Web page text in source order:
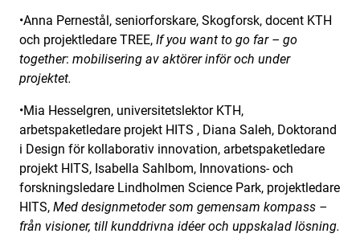
•Anna Pernestål, seniorforskare, Skogforsk, docent KTH
och projektledare TREE, If you want to go far – go
together: mobilisering av aktörer inför och under
projektet.
•Mia Hesselgren, universitetslektor KTH,
arbetspaketledare projekt HITS , Diana Saleh, Doktorand
i Design för kollaborativ innovation, arbetspaketledare
projekt HITS, Isabella Sahlbom, Innovations- och
forskningsledare Lindholmen Science Park, projektledare
HITS, Med designmetoder som gemensam kompass –
från visioner, till kunddrivna idéer och uppskalad lösning.